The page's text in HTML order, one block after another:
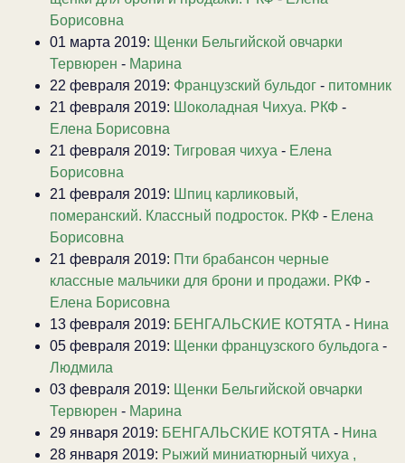
Борисовна
01 марта 2019: Щенки Бельгийской овчарки
Тервюрен - Марина
22 февраля 2019: Французский бульдог - питомник
21 февраля 2019: Шоколадная Чихуа. РКФ -
Елена Борисовна
21 февраля 2019: Тигровая чихуа - Елена
Борисовна
21 февраля 2019: Шпиц карликовый,
померанский. Классный подросток. РКФ - Елена
Борисовна
21 февраля 2019: Пти брабансон черные
классные мальчики для брони и продажи. РКФ -
Елена Борисовна
13 февраля 2019: БЕНГАЛЬСКИЕ КОТЯТА - Нина
05 февраля 2019: Щенки французского бульдога -
Людмила
03 февраля 2019: Щенки Бельгийской овчарки
Тервюрен - Марина
29 января 2019: БЕНГАЛЬСКИЕ КОТЯТА - Нина
28 января 2019: Рыжий миниатюрный чихуа ,